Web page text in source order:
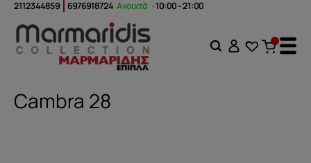
2112344859 6976918724 Ανοιχτά · 10:00 - 21:00
Cambra 28